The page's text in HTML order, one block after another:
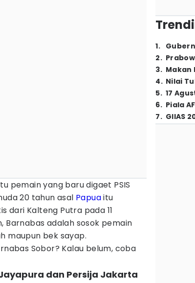
pemain yang baru digaet PSIS
20 tahun asal Papuaitu
dari Kalteng Putra pada 11
Barnabas adalah sosok pemain
maupun bek sayap.
Sobor? Kalau belum, coba
dan Persija Jakarta
1.
2.
3. Makan
4. Nilai
5. 17
6. Piala
7. GIIAS